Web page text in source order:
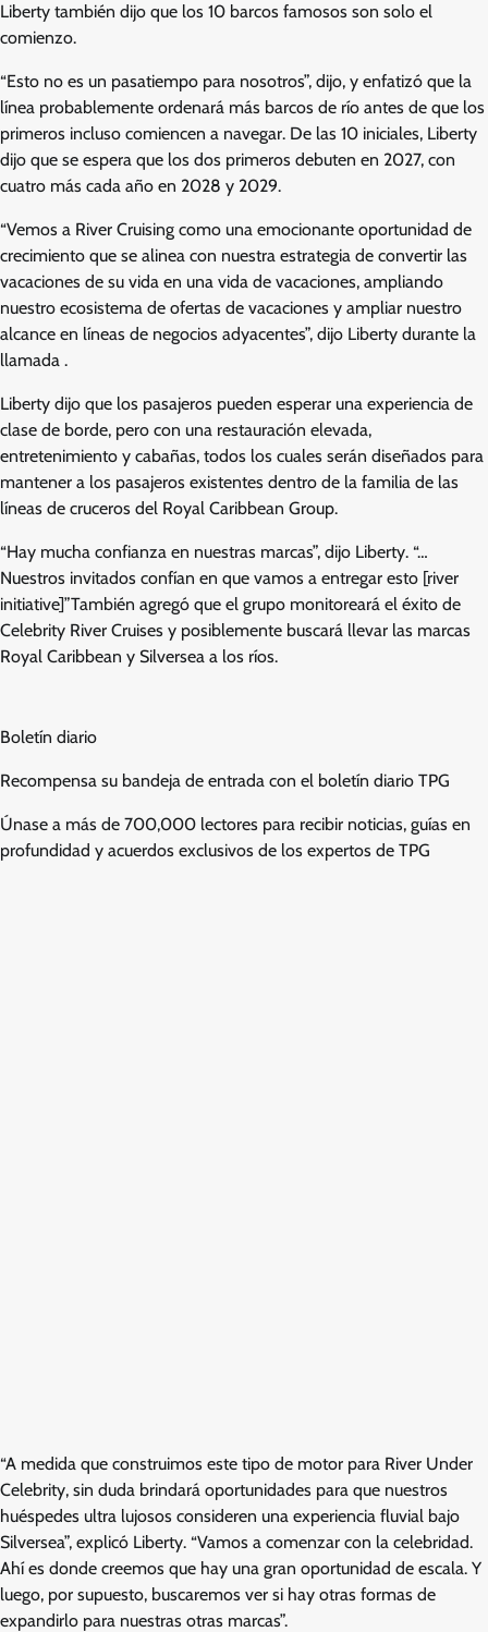
Liberty también dijo que los 10 barcos famosos son solo el
comienzo.
“Esto no es un pasatiempo para nosotros”, dijo, y enfatizó que la
línea probablemente ordenará más barcos de río antes de que los
primeros incluso comiencen a navegar. De las 10 iniciales, Liberty
dijo que se espera que los dos primeros debuten en 2027, con
cuatro más cada año en 2028 y 2029.
“Vemos a River Cruising como una emocionante oportunidad de
crecimiento que se alinea con nuestra estrategia de convertir las
vacaciones de su vida en una vida de vacaciones, ampliando
nuestro ecosistema de ofertas de vacaciones y ampliar nuestro
alcance en líneas de negocios adyacentes”, dijo Liberty durante la
llamada .
Liberty dijo que los pasajeros pueden esperar una experiencia de
clase de borde, pero con una restauración elevada,
entretenimiento y cabañas, todos los cuales serán diseñados para
mantener a los pasajeros existentes dentro de la familia de las
líneas de cruceros del Royal Caribbean Group.
“Hay mucha confianza en nuestras marcas”, dijo Liberty. “…
Nuestros invitados confían en que vamos a entregar esto [river
initiative]”También agregó que el grupo monitoreará el éxito de
Celebrity River Cruises y posiblemente buscará llevar las marcas
Royal Caribbean y Silversea a los ríos.
Boletín diario
Recompensa su bandeja de entrada con el boletín diario TPG
Únase a más de 700,000 lectores para recibir noticias, guías en
profundidad y acuerdos exclusivos de los expertos de TPG
“A medida que construimos este tipo de motor para River Under
Celebrity, sin duda brindará oportunidades para que nuestros
huéspedes ultra lujosos consideren una experiencia fluvial bajo
Silversea”, explicó Liberty. “Vamos a comenzar con la celebridad.
Ahí es donde creemos que hay una gran oportunidad de escala. Y
luego, por supuesto, buscaremos ver si hay otras formas de
expandirlo para nuestras otras marcas”.